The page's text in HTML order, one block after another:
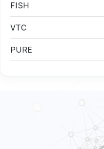
FISH
VTC
PURE